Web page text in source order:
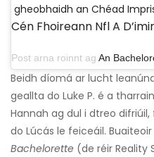
gheobhaidh an Chéad
Cén Fhoireann Nfl A
Post arna roinnt ag An
Beidh díomá ar lucht
geallta do Luke P. é a
Hannah ag dul i dtreo
do Lúcás le feiceáil.
Bachelorette (de réir Reality